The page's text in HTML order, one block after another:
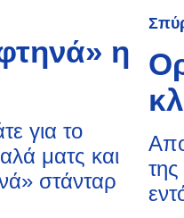
η
για το
ματς και
στάνταρ